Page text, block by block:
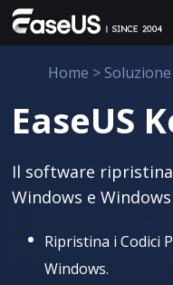
Home > Soluzione
EaseUS
Il software
Windows e
Ripristina i Codici
Windows.